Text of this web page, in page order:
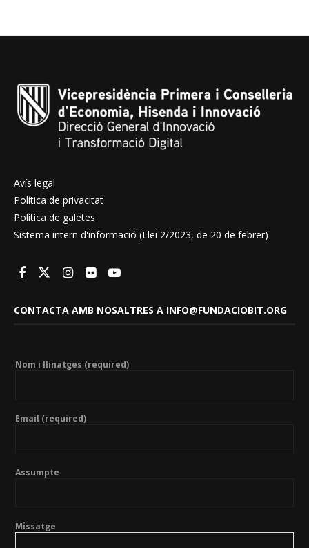
Avís legal
Política de privacitat
Política de galetes
Sistema intern d'informació (Llei 2/2023, de 20 de febrer)
CONTACTA AMB NOSALTRES A INFO@FUNDACIOBIT.ORG
Nom i llinatges (required)
Email (required)
Assumpte
Missatge